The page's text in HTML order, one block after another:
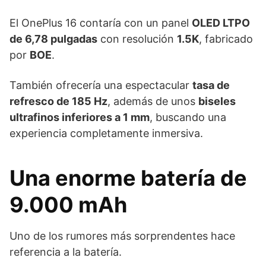
El OnePlus 16 contaría con un panel OLED LTPO
de 6,78 pulgadas con resolución 1.5K, fabricado
por BOE.
También ofrecería una espectacular tasa de
refresco de 185 Hz, además de unos biseles
ultrafinos inferiores a 1 mm, buscando una
experiencia completamente inmersiva.
Una enorme batería de
9.000 mAh
Uno de los rumores más sorprendentes hace
referencia a la batería.